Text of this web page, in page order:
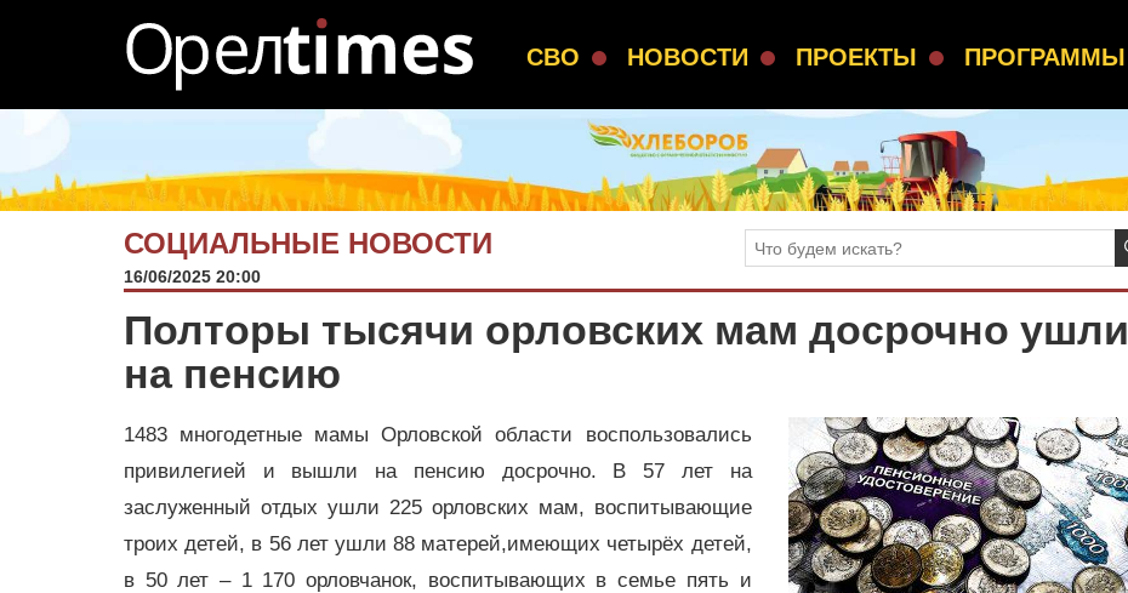
СВО НОВОСТИ ПРОЕКТЫ ПРОГРАММЫ
СОЦИАЛЬНЫЕ НОВОСТИ
16/06/2025 20:00
Полторы тысячи орловских мам досрочно ушли
на пенсию
1483 многодетные мамы Орловской области воспользовались
привилегией и вышли на пенсию досрочно. В 57 лет на
заслуженный отдых ушли 225 орловских мам, воспитывающие
троих детей, в 56 лет ушли 88 матерей,имеющих четырёх детей,
в 50 лет – 1 170 орловчанок, воспитывающих в семье пять и